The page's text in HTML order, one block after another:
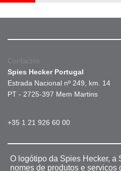
Contactos
Spies Hecker Portugal
Estrada Nacional nº 249, km. 14
PT - 2725-397 Mem Martins
+35 1 21 926 60 00
O logótipo da Spies Hecker, a
nomes de produtos e serviços